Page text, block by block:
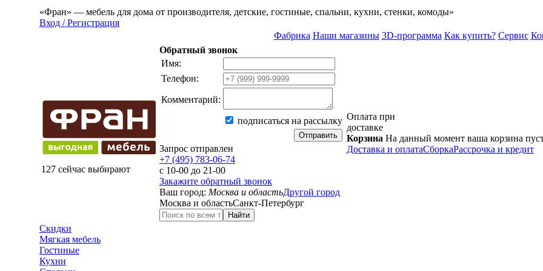
«Фран» — мебель для дома от производителя, детские, гостиные, спальни, кухни, стенки, комоды»
Вход / Регистрация
Фабрика Наши магазины 3D-программа Как купить? Сервис
127 сейчас выбирают
Обратный звонок
Имя:
Телефон:
Комментарий:
подписаться на рассылку
Отправить
Запрос отправлен
+7 (495) 783-06-74
с 10-00 до 21-00
Закажите обратный звонок
Ваш город: Москва и областьДругой город
Москва и областьСанкт-Петербург
Найти
Оплата при
доставке
Корзина На данный момент ваша корзина
Доставка и оплатаСборкаРассрочка и кредит
Скидки
Мягкая мебель
Гостиные
Кухни